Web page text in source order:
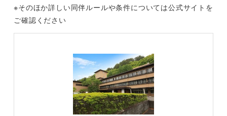
※そのほか詳しい同伴ルールや条件については公式サイトを
ご確認ください